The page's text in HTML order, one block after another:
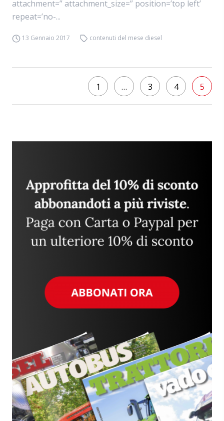
attachment=” attachment_size=” position=’top left’
repeat=’no-...
13 Gennaio 2017 contenuti del mese diesel
1 … 3 4 5